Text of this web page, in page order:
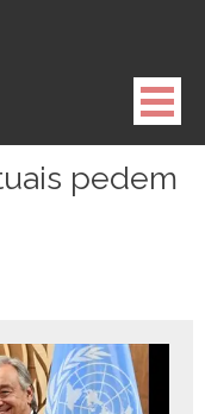
pedem